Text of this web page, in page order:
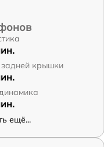
крышки
ещё...